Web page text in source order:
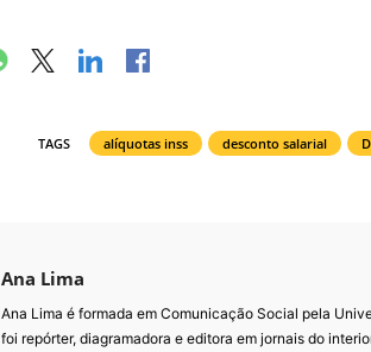
TAGS alíquotas inss desconto salarial
Ana Lima
Ana Lima é formada em Comunicação Social pela
foi repórter, diagramadora e editora em jornais do